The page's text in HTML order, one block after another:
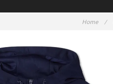
Home /